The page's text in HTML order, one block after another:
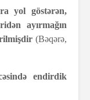
yol göstərən,
ayırmağın
(Bəqərə,
endirdik